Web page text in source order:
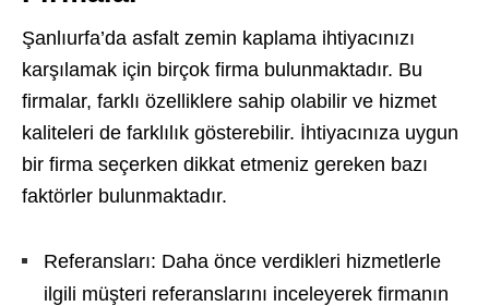
Şanlıurfa’da asfalt zemin kaplama ihtiyacınızı
karşılamak için birçok firma bulunmaktadır. Bu
firmalar, farklı özelliklere sahip olabilir ve hizmet
kaliteleri de farklılık gösterebilir. İhtiyacınıza uygun
bir firma seçerken dikkat etmeniz gereken bazı
faktörler bulunmaktadır.
Referansları: Daha önce verdikleri hizmetlerle
ilgili müşteri referanslarını inceleyerek firmanın